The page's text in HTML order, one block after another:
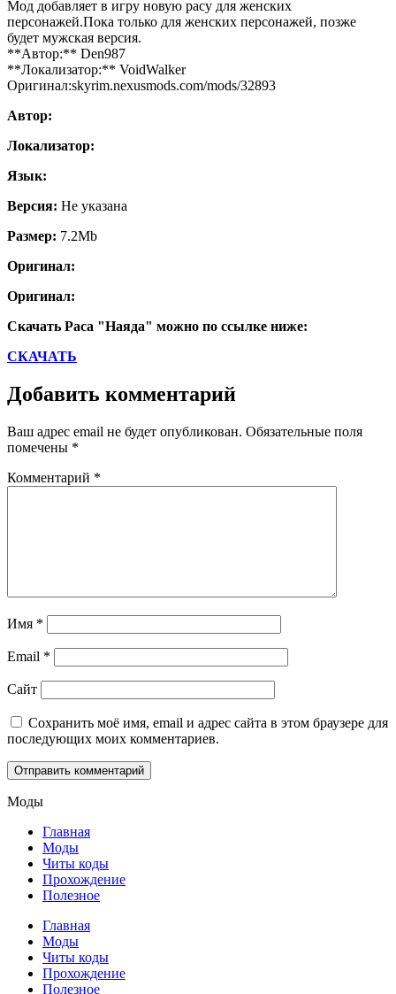
Мод добавляет в игру новую расу для женских
персонажей.Пока только для женских персонажей, позже
будет мужская версия.
**Автор:** Den987
**Локализатор:** VoidWalker
Оригинал:skyrim.nexusmods.com/mods/32893
Автор:
Локализатор:
Язык:
Версия: Не указана
Размер: 7.2Mb
Оригинал:
Оригинал:
Скачать Раса "Наяда" можно по ссылке ниже:
СКАЧАТЬ
Добавить комментарий
Ваш адрес email не будет опубликован. Обязательные поля
помечены *
Комментарий *
Имя *
Email *
Сайт
Сохранить моё имя, email и адрес сайта в этом браузере для
последующих моих комментариев.
Моды
Главная
Моды
Читы коды
Прохождение
Полезное
Главная
Моды
Читы коды
Прохождение
Полезное